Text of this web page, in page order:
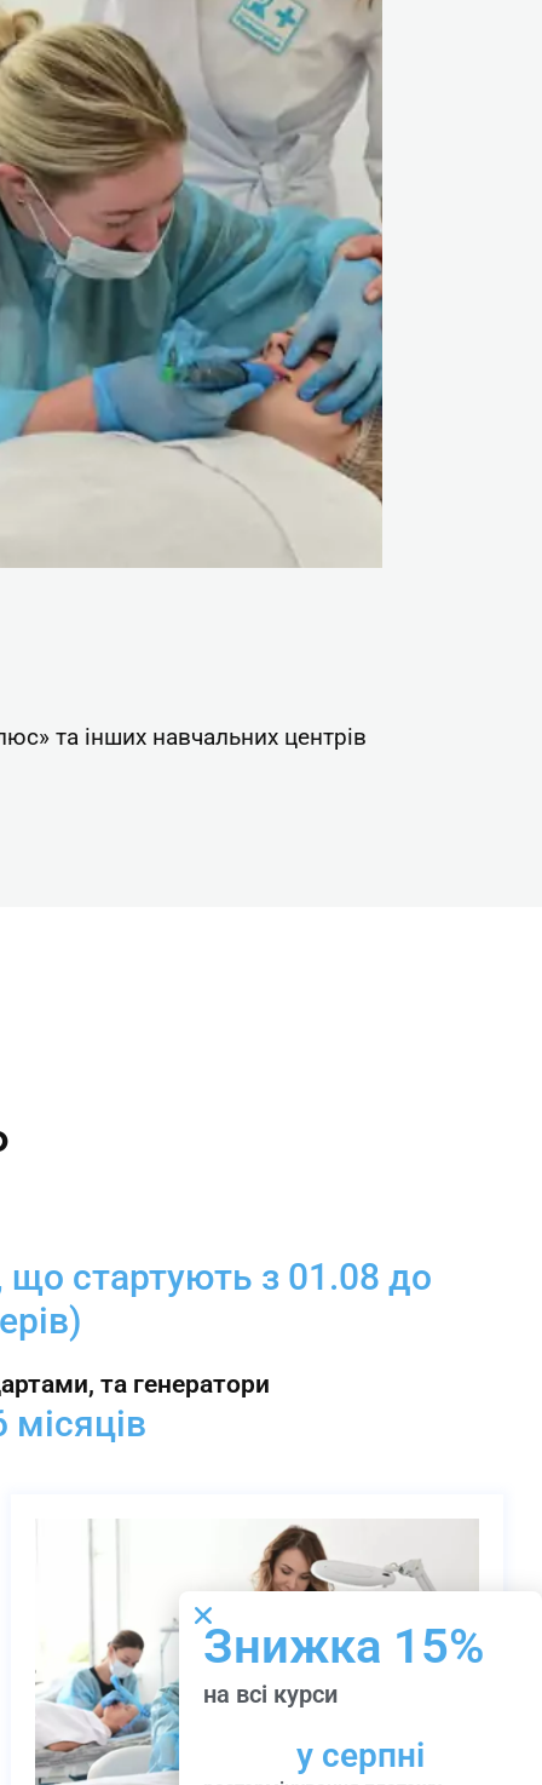
та інших навчальних центрів
що стартують з 01.08 до
та генератори
Знижка 15%
на всі курси
у серпні